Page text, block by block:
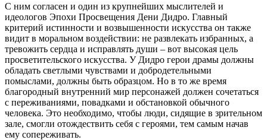
С ним согласен и один из крупнейших мыслителей и
идеологов Эпохи Просвещения Дени Дидро. Главный
критерий истинности и возвышенности искусства он также
видит в моральном воздействии: не развлекать избранных, а
тревожить сердца и исправлять души – вот высокая цель
просветительского искусства. У Дидро герои драмы должны
обладать светлыми чувствами и добродетельными
помыслами, должны быть образцом. Но в то же время
благородный внутренний мир персонажей должен сочетаться
с переживаниями, повадками и обстановкой обычного
человека. Это необходимо, чтобы люди, сидящие в зрительном
зале, смогли отождествить себя с героями, тем самым начав
ему сопереживать.